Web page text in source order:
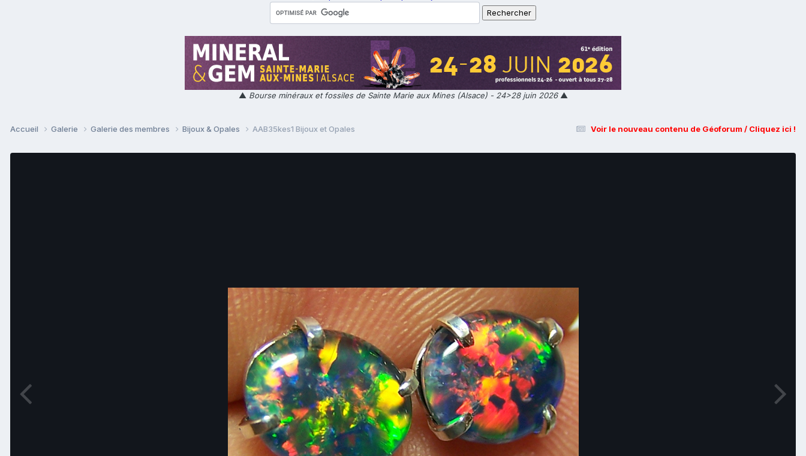
▲ Bourse minéraux et fossiles de Sainte Marie aux Mines (Alsace) - 24>28 juin 2026▲
Voir le nouveau contenu de Géoforum / Cliquez ici !
Accueil Galerie Galerie des membres Bijoux & Opales AAB35kes1 Bijoux et Opales